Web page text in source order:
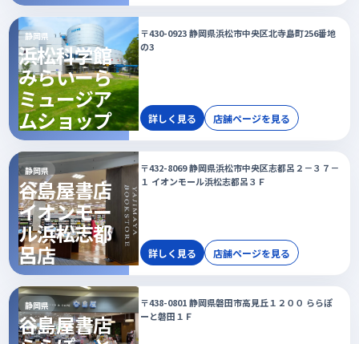
静岡県
浜松科学館
みらいーら
ミュージア
ムショップ
〒430-0923 静岡県浜松市中央区北寺島町256番地
の3
詳しく見る 店舗ページを見る
静岡県
谷島屋書店
イオンモー
ル浜松志都
呂店
〒432-8069 静岡県浜松市中央区志都呂２－３７－
１ イオンモール浜松志都呂３Ｆ
詳しく見る 店舗ページを見る
静岡県
谷島屋書店
〒438-0801 静岡県磐田市高見丘１２００ ららぽ
ーと磐田１Ｆ